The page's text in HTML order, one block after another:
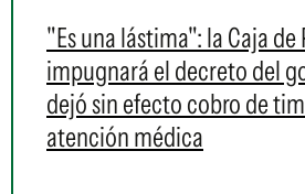
"Es una lástima": la Caja
impugnará el decreto del
dejó sin efecto cobro de
atención médica